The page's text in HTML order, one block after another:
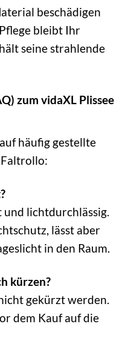
beschädigen
bleibt Ihr
seine strahlende
zum vidaXL Plissee
häufig gestellte
Faltrollo:
und lichtdurchlässig.
lässt aber
in den Raum.
kürzen?
gekürzt werden.
dem Kauf auf die